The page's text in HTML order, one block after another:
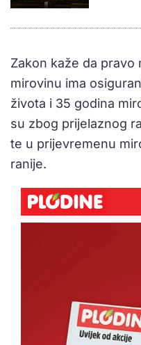
Zakon kaže da
mirovinu ima
života i 35 godina
su zbog prijelaznog
te u prijevremenu
ranije.